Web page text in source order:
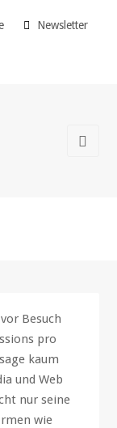
Newsletter
Besuch
pro
kaum
und Web
nur seine
wie